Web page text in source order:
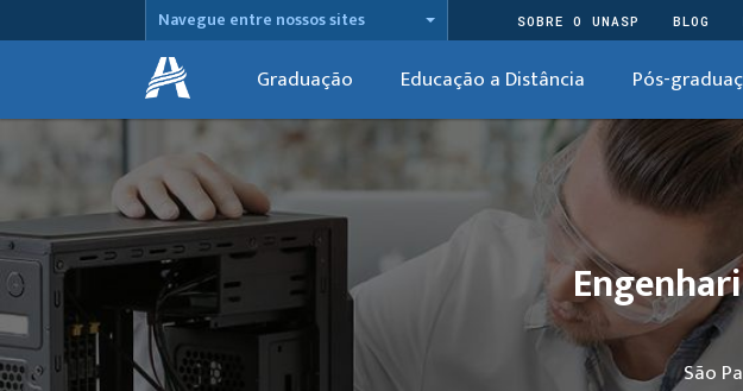
Navegue entre nossos sites SOBRE O UNASP BLOG
Graduação Educação a Distância Pós-
São